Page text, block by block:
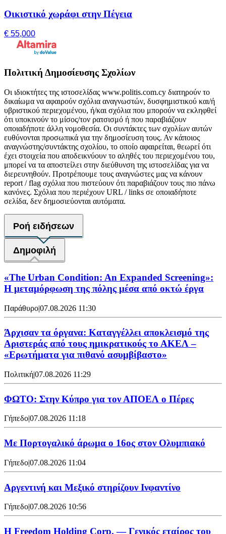
Οικιστικό χωράφι στην Πέγεια
€ 55,000
Πολιτική Δημοσίευσης Σχολίων
Οι ιδιοκτήτες της ιστοσελίδας www.politis.com.cy διατηρούν το
δικαίωμα να αφαιρούν σχόλια αναγνωστών, δυσφημιστικού και/ή
υβριστικού περιεχομένου, ή/και σχόλια που μπορούν να εκληφθεί
ότι υποκινούν το μίσος/τον ρατσισμό ή που παραβιάζουν
οποιαδήποτε άλλη νομοθεσία. Οι συντάκτες των σχολίων αυτών
ευθύνονται προσωπικά για την δημοσίευση τους. Αν κάποιος
αναγνώστης/συντάκτης σχολίου, το οποίο αφαιρείται, θεωρεί ότι
έχει στοιχεία που αποδεικνύουν το αληθές του περιεχομένου του,
μπορεί να τα αποστείλει στην διεύθυνση της ιστοσελίδας για να
διερευνηθούν. Προτρέπουμε τους αναγνώστες μας να κάνουν
report / flag σχόλια που πιστεύουν ότι παραβιάζουν τους πιο πάνω
κανόνες. Σχόλια που περιέχουν URL / links σε οποιαδήποτε
σελίδα, δεν δημοσιεύονται αυτόματα.
Ροή ειδήσεων
Δημοφιλή
«The Urban Condition: An Expanded Screening»:
Η μεταμόρφωση της πόλης μέσα από οκτώ έργα
Παράθυρο|07.08.2026 11:30
Άρχισαν τα όργανα: Καταγγέλλει αποκλεισμό της
Αριστεράς από τους ημικρατικούς το ΑΚΕΛ –
«Ερωτήματα για πιθανό ασυμβίβαστο»
Πολιτική|07.08.2026 11:29
ΦΩΤΟ: Στην Κύπρο για τον ΑΠΟΕΛ ο Πέρες
Γήπεδο|07.08.2026 11:18
Με Πορτογαλικό άρωμα ο 16ος στον Ολυμπιακό
Γήπεδο|07.08.2026 11:04
Αργεντινή και Μεξικό στηρίζουν Ινφαντίνο
Γήπεδο|07.08.2026 10:56
Η Freedom Holding Corp. — Γενικός εταίρος του